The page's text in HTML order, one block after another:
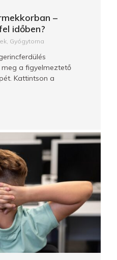
–
időben?
Gyógytorna
meg a figyelmeztető
Kattintson a